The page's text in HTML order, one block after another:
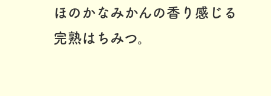
ほのかなみかんの香り感じる
完熟はちみつ。